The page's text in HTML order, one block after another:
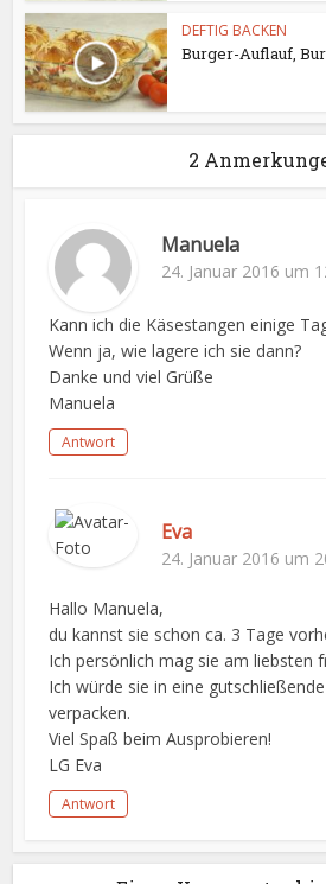
DEFTIG BACKEN
Burger-Auflauf,
2
Manuela
24. Januar 2016 um
Kann ich die Käsestangen einige
Wenn ja, wie lagere ich sie dann?
Danke und viel Grüße
Manuela
Antwort
Eva
24. Januar 2016 um
Hallo Manuela,
du kannst sie schon ca. 3 Tage
Ich persönlich mag sie am liebsten
Ich würde sie in eine
verpacken.
Viel Spaß beim Ausprobieren!
LG Eva
Antwort